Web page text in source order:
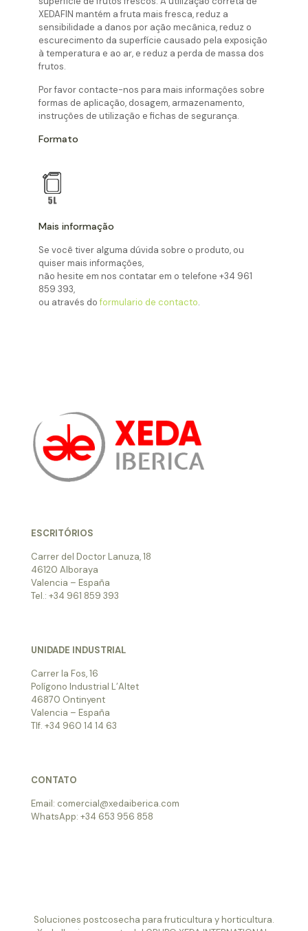
XEDAFIN mantém a fruta mais fresca, reduz a
sensibilidade a danos por ação mecânica, reduz o
escurecimento da superfície causado pela exposição
à temperatura e ao ar, e reduz a perda de massa dos
frutos.
Por favor contacte-nos para mais informações sobre
formas de aplicação, dosagem, armazenamento,
instruções de utilização e fichas de segurança.
Formato
Mais informação
Se você tiver alguma dúvida sobre o produto, ou
quiser mais informações,
não hesite em nos contatar em o telefone+34 961
859 393,
ou através doformulario de contacto.
ESCRITÓRIOS
Carrer del Doctor Lanuza, 18
46120 Alboraya
Valencia – España
Tel.: +34 961 859 393
UNIDADE INDUSTRIAL
Carrer la Fos, 16
Polígono Industrial L’Altet
46870 Ontinyent
Valencia – España
Tlf. +34 960 14 14 63
CONTATO
Email: comercial@xedaiberica.com
WhatsApp: +34 653 956 858
Soluciones postcosecha para fruticultura y horticultura.